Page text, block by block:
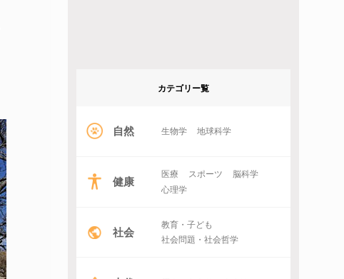
カテゴリー覧
自然 生物学 地球科学
健康 医療 スポーツ
脳科学
心理学
社会
教育・子ども
社会問題・社会哲学